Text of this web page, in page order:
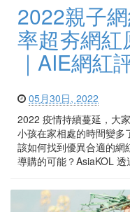
2022親子
率超夯網紅
｜AIE網紅
05月30日, 2022
2022 疫情持續蔓延，大
小孩在家相處的時間變多
該如何找到優異合適的網
導購的可能？AsiaKOL